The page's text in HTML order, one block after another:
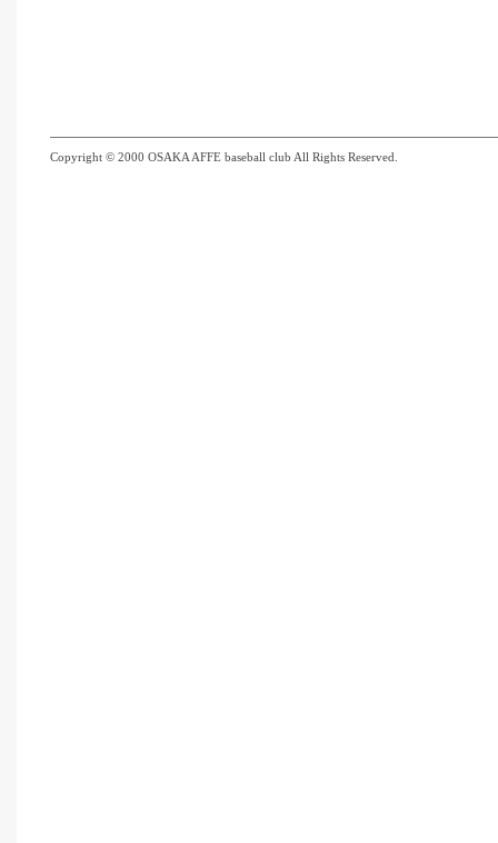
Copyright © 2000 OSAKA AFFE baseball club All Rights Reserved.